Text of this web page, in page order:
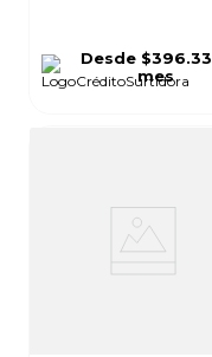
Desde$396.33
mes